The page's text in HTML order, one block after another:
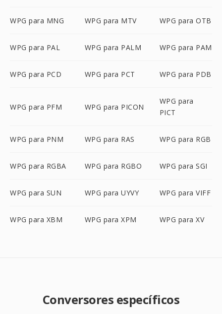
WPG para MNG WPG para MTV WPG para OTB
WPG para PAL WPG para PALM WPG para PAM
WPG para PCD WPG para PCT WPG para PDB
WPG para PFM WPG para PICON
WPG para
PICT
WPG para PNM WPG para RAS WPG para RGB
WPG para RGBA WPG para RGBO WPG para SGI
WPG para SUN WPG para UYVY WPG para VIFF
WPG para XBM WPG para XPM WPG para XV
Conversores específicos